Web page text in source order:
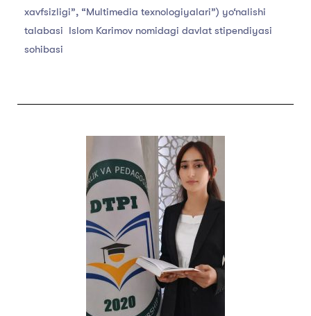
xavfsizligi”, “Multimedia texnologiyalari”) yo‘nalishi
talabasi Islom Karimov nomidagi davlat stipendiyasi
sohibasi